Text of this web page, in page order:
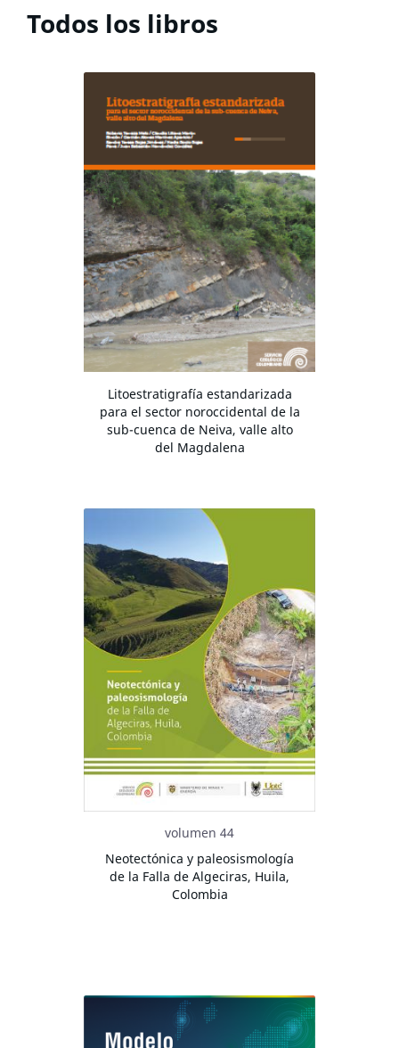
Todos los libros
Litoestratigrafía estandarizada
para el sector noroccidental de la
sub-cuenca de Neiva, valle alto
del Magdalena
volumen 44
Neotectónica y paleosismología
de la Falla de Algeciras, Huila,
Colombia